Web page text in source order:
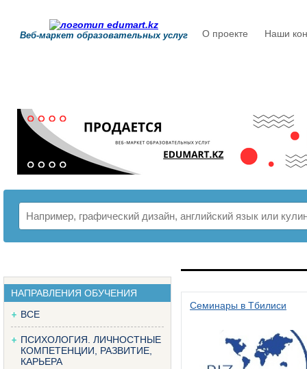
Веб-маркет образовательных услуг О проекте Наши
НАПРАВЛЕНИЯ ОБУЧЕНИЯ
ВСЕ
ПСИХОЛОГИЯ. ЛИЧНОСТНЫЕ
КОМПЕТЕНЦИИ, РАЗВИТИЕ,
КАРЬЕРА
Семинары в Тбилиси